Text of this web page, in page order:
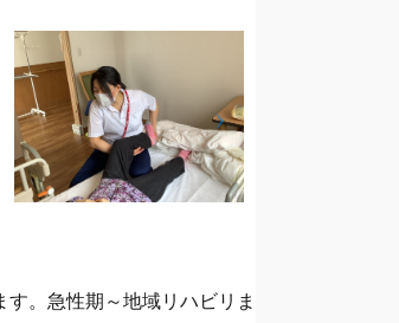
。急性期～地域リハビリま